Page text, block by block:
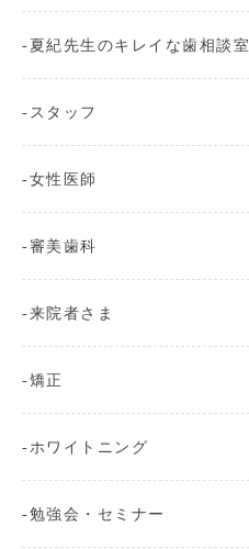
夏紀先生のキレイな歯相談室
スタッフ
女性医師
審美歯科
来院者さま
矯正
ホワイトニング
勉強会・セミナー